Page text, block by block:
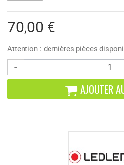
70,00 €
Attention : dernières pièces
-
AJOUTER